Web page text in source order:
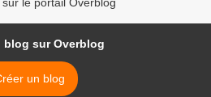
blog sur Overblog
un blog